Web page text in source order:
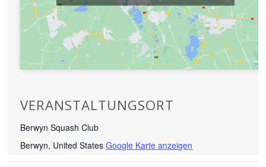
VERANSTALTUNGSORT
Berwyn Squash Club
Berwyn, United States Google Karte anzeigen